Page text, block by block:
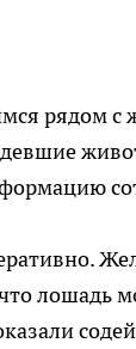
рядом
лошадь